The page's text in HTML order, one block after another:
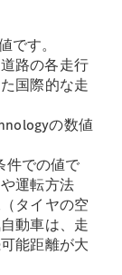
です。
路の各走行
国際的な走
の数値
件での値で
運転方法
タイヤの空
動車は、走
能距離が大